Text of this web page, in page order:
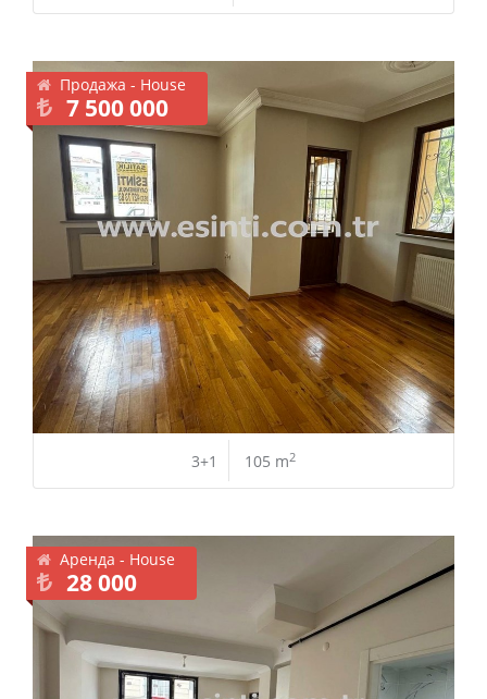
Продажа - House
7 500 000
3+1 105 m2
Аренда - House
28 000